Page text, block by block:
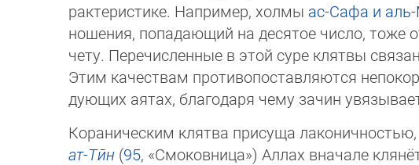
рактеристике. Например, холмы ас-Сафа и
но­ше­ния, попадающий на десятое число, тоже
чету. Перечисленные в этой суре клятвы
Этим качествам противопоставляются
дую­щих аятах, благодаря чему зачин
Кораническим клятва присуща
ат-Тӣн (95, «Смо­ков­ни­ца») Аллах вначале